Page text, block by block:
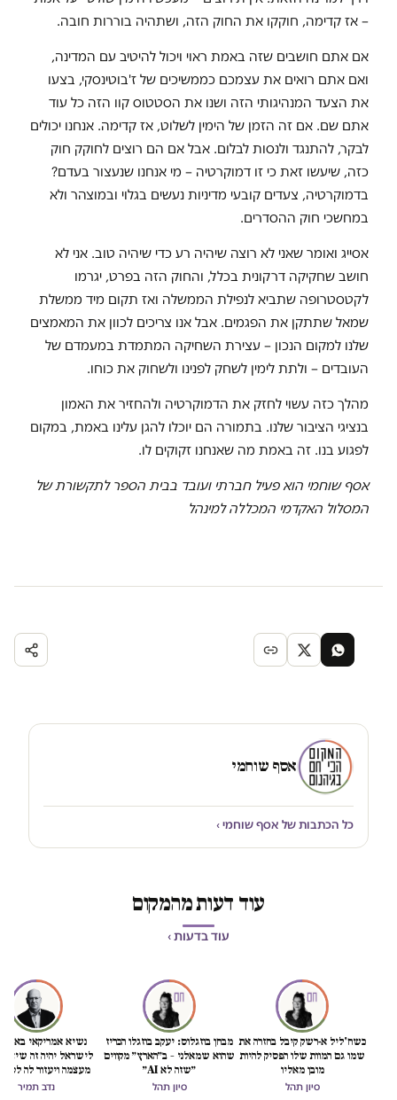
– אז קדימה, חוקקו את החוק הזה, ושתהיה בוררות חובה.
אם אתם חושבים שזה באמת ראוי ויכול להיטיב עם המדינה,
ואם אתם רואים את עצמכם כממשיכים של ז'בוטינסקי, בצעו
את הצעד המנהיגותי הזה ושנו את הסטטוס קוו הזה כל עוד
אתם שם. אם זה הזמן של הימין לשלוט, אז קדימה. אנחנו יכולים
לבקר, להתנגד ולנסות לבלום. אבל אם הם רוצים לחוקק חוק
כזה, שיעשו זאת כי זו דמוקרטיה – מי אנחנו שנעצור בעדם?
בדמוקרטיה, צעדים קובעי מדיניות נעשים בגלוי ובמוצהר ולא
במחשכי חוק ההסדרים.
אסייג ואומר שאני לא רוצה שיהיה רע כדי שיהיה טוב. אני לא
חושב שחקיקה דרקונית בכלל, והחוק הזה בפרט, יגרמו
לקטסטרופה שתביא לנפילת הממשלה ואז תקום מיד ממשלת
שמאל שתתקן את הפגמים. אבל אנו צריכים לכוון את המאמצים
שלנו למקום הנכון – עצירת השחיקה המתמדת במעמדם של
העובדים – ולתת לימין לשחק לפנינו ולשחוק את כוחו.
מהלך כזה עשוי לחזק את הדמוקרטיה ולהחזיר את האמון
בנציגי הציבור שלנו. בתמורה הם יוכלו להגן עלינו באמת, במקום
לפגוע בנו. זה באמת מה שאנחנו זקוקים לו.
אסף שוחמי הוא פעיל חברתי ועובד בבית הספר לתקשורת של
המסלול האקדמי המכללה למינהל
אסף שוחמי
כל הכתבות של אסף שוחמי ›
עוד דעות מהמקום
עוד בדעות ›
כשח'ליל א-רשק קיבל בחזרה את
שמו גם המוות שלו הפסיק להיות
מובן מאליו
סיון תהל
מבחן בוזגלוס: יעקב בוזגלו הכריז
שהוא שמאלני – ב״הארץ״ מקווים
״שזה לא AI״
סיון תהל
נשיא אמריקאי באמת
לישראל יהיה זה
מעצמה ויעזור לה
הכיבוש
נדב תמיר